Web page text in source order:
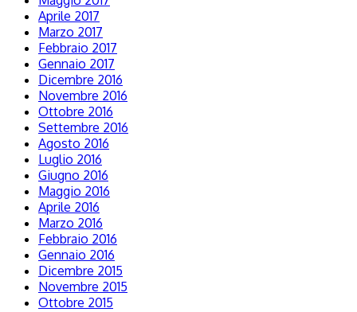
Aprile 2017
Marzo 2017
Febbraio 2017
Gennaio 2017
Dicembre 2016
Novembre 2016
Ottobre 2016
Settembre 2016
Agosto 2016
Luglio 2016
Giugno 2016
Maggio 2016
Aprile 2016
Marzo 2016
Febbraio 2016
Gennaio 2016
Dicembre 2015
Novembre 2015
Ottobre 2015